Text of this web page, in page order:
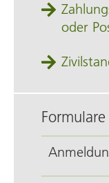
oder
Formulare